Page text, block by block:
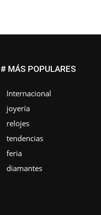
# MÁS POPULARES
Internacional
joyería
relojes
tendencias
feria
diamantes